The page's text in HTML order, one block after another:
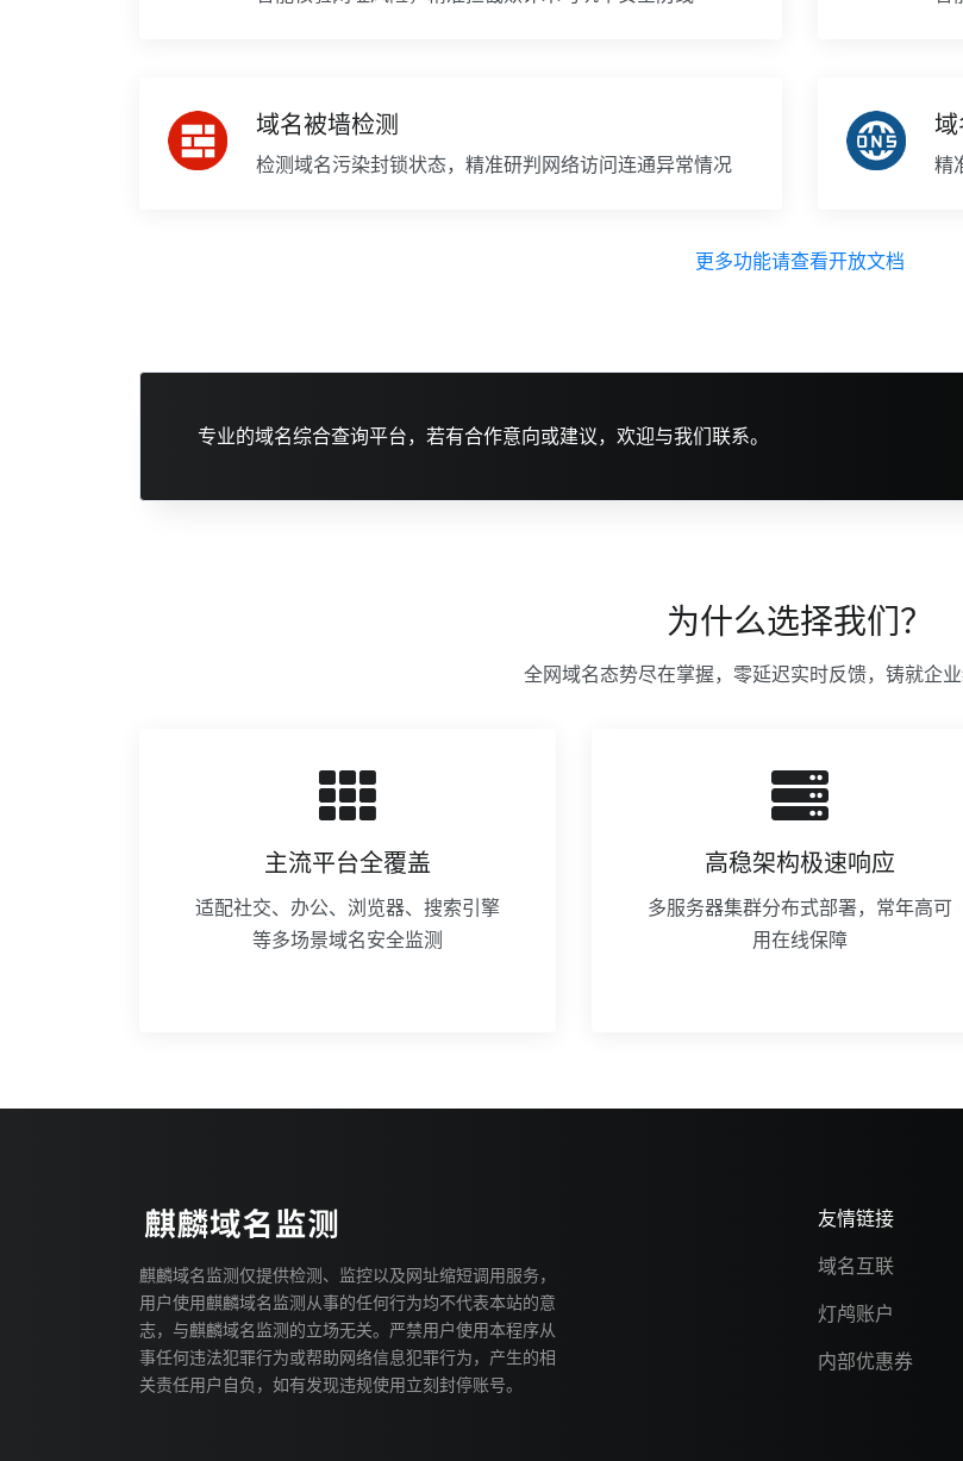
域名被墙检测
检测域名污染封锁状态，精准研判网络访问连通异常情况
域
精
更多功能请查看开放文档
专业的域名综合查询平台，若有合作意向或建议，欢迎与我们联系。
为什么选择我们？
全网域名态势尽在掌握，零延迟实时反馈，铸就企业
主流平台全覆盖
适配社交、办公、浏览器、搜索引擎
等多场景域名安全监测
高稳架构极速响应
多服务器集群分布式部署，常年高可
用在线保障
麒麟域名监测仅提供检测、监控以及网址缩短调用服务，
用户使用麒麟域名监测从事的任何行为均不代表本站的意
志，与麒麟域名监测的立场无关。严禁用户使用本程序从
事任何违法犯罪行为或帮助网络信息犯罪行为，产生的相
关责任用户自负，如有发现违规使用立刻封停账号。
友情链接
域名互联
灯鸬账户
内部优惠券